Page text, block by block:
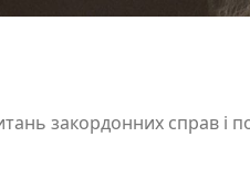
закордонних справ і